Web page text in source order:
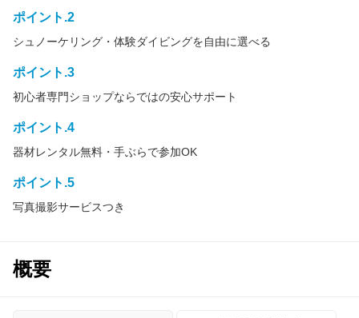
ポイント.2
シュノーケリング・体験ダイビングを自由に選べる
ポイント.3
初心者専門ショップならではの安心サポート
ポイント.4
器材レンタル無料・手ぶらで参加OK
ポイント.5
写真撮影サービスつき
概要